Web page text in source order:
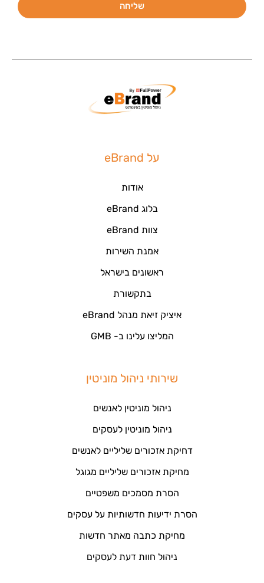
שליחה
על eBrand
אודות
בלוג eBrand
צוות eBrand
אמנת השירות
ראשונים בישראל
בתקשורת
איציק זיאת מנהל eBrand
המליצו עלינו ב- GMB
שירותי ניהול מוניטין
ניהול מוניטין לאנשים
ניהול מוניטין לעסקים
דחיקת אזכורים שליליים לאנשים
מחיקת אזכורים שליליים מגוגל
הסרת מסמכים משפטיים
הסרת ידיעות חדשותיות על עסקים
מחיקת כתבה מאתר חדשות
ניהול חוות דעת לעסקים